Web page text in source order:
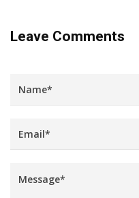
Leave Comments